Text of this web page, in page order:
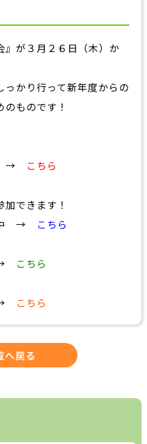
』が３月２６日（木）か
かり行って新年度からの
ものです！
→ こちら
できます！
中 → こちら
こちら
こちら
へ戻る